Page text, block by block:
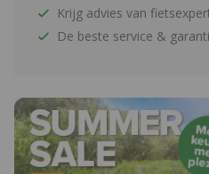
Krijg advies van
De beste service &